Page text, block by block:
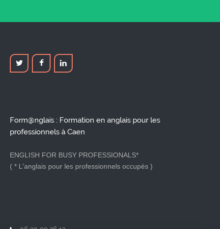
Form@nglais : Formation en anglais pour les
professionnels à Caen
ENGLISH FOR BUSY PROFESSIONALS*
( * L'anglais pour les professionnels occupés )